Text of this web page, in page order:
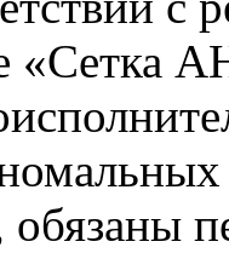
«Сетка
обязаны